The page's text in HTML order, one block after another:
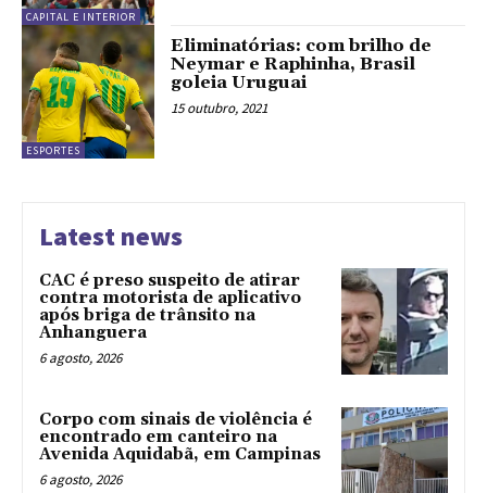
CAPITAL E INTERIOR
ESPORTES
Eliminatórias: com brilho de
Neymar e Raphinha, Brasil
goleia Uruguai
15 outubro, 2021
Latest news
CAC é preso suspeito de atirar
contra motorista de aplicativo
após briga de trânsito na
Anhanguera
6 agosto, 2026
Corpo com sinais de violência é
encontrado em canteiro na
Avenida Aquidabã, em Campinas
6 agosto, 2026